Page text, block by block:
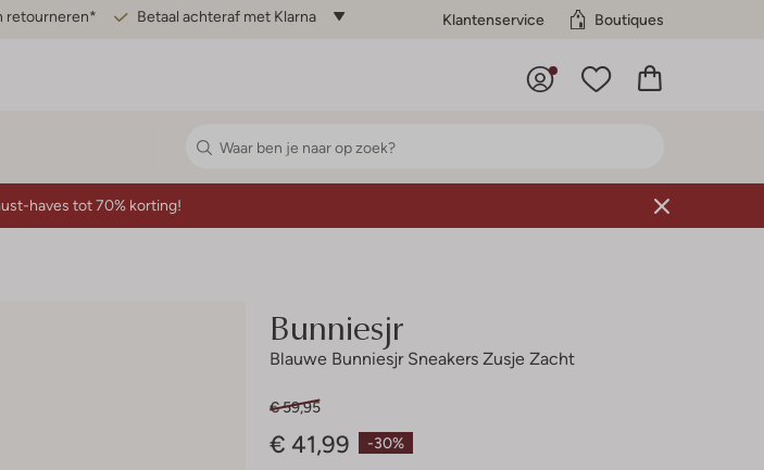
retourneren* Betaal achteraf met Klarna Klantenservice Boutiques
haves tot 70% korting!
Bunniesjr
Blauwe Bunniesjr Sneakers Zusje Zacht
-30%
€ 59,95
€ 41,99